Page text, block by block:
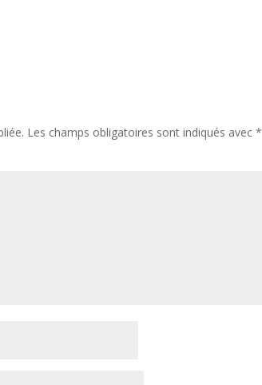
Les champs obligatoires sont indiqués avec*